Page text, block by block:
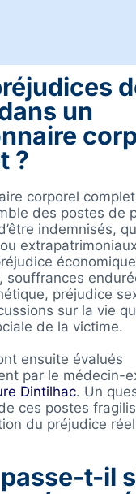
un
?
corporel
des postes de
indemnisés,
souffrances
préjudice
sur la vie
de la victime.
ensuite évalués
par le médecin-
Dintilhac. Un
ces postes
du préjudice
t-il